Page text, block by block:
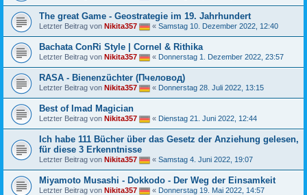
The great Game - Geostrategie im 19. Jahrhundert
Letzter Beitrag von Nikita357 « Samstag 10. Dezember 2022, 12:40
Bachata ConRi Style | Cornel & Rithika
Letzter Beitrag von Nikita357 « Donnerstag 1. Dezember 2022, 23:57
RASA - Bienenzüchter (Пчеловод)
Letzter Beitrag von Nikita357 « Donnerstag 28. Juli 2022, 13:15
Best of Imad Magician
Letzter Beitrag von Nikita357 « Dienstag 21. Juni 2022, 12:44
Ich habe 111 Bücher über das Gesetz der Anziehung gelesen,
für diese 3 Erkenntnisse
Letzter Beitrag von Nikita357 « Samstag 4. Juni 2022, 19:07
Miyamoto Musashi - Dokkodo - Der Weg der Einsamkeit
Letzter Beitrag von Nikita357 « Donnerstag 19. Mai 2022, 14:57